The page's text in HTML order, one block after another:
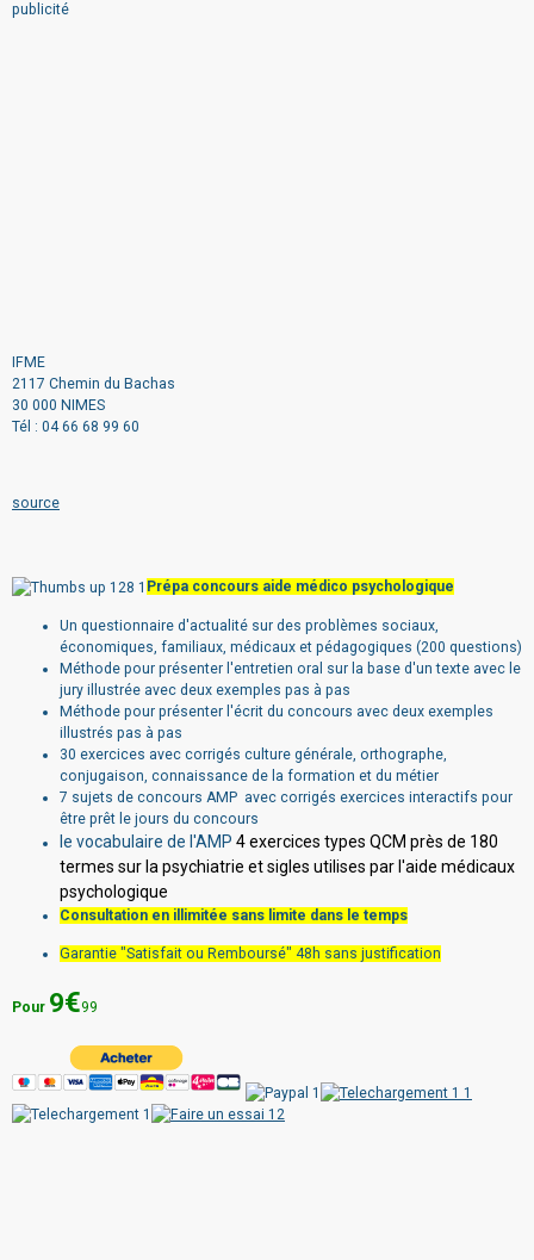
publicité
IFME
2117 Chemin du Bachas
30 000 NIMES
Tél : 04 66 68 99 60
source
Prépa concours aide médico psychologique
Un questionnaire d'actualité sur des problèmes sociaux,
économiques, familiaux, médicaux et pédagogiques (200 questions)
Méthode pour présenter l'entretien oral sur la base d'un texte avec le
jury illustrée avec deux exemples pas à pas
Méthode pour présenter l'écrit du concours avec deux exemples
illustrés pas à pas
30 exercices avec corrigés culture générale, orthographe,
conjugaison, connaissance de la formation et du métier
7 sujets de concours AMP avec corrigés exercices interactifs pour
être prêt le jours du concours
le vocabulaire de l'AMP 4 exercices types QCM près de 180
termes sur la psychiatrie et sigles utilises par l'aide médicaux
psychologique
Consultation en illimitée sans limite dans le temps
Garantie "Satisfait ou Remboursé" 48h sans justification
Pour 9€99